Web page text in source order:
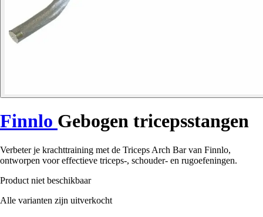
Finnlo Gebogen tricepsstangen
Verbeter je krachttraining met de Triceps Arch Bar van Finnlo,
ontworpen voor effectieve triceps-, schouder- en rugoefeningen.
Product niet beschikbaar
Alle varianten zijn uitverkocht